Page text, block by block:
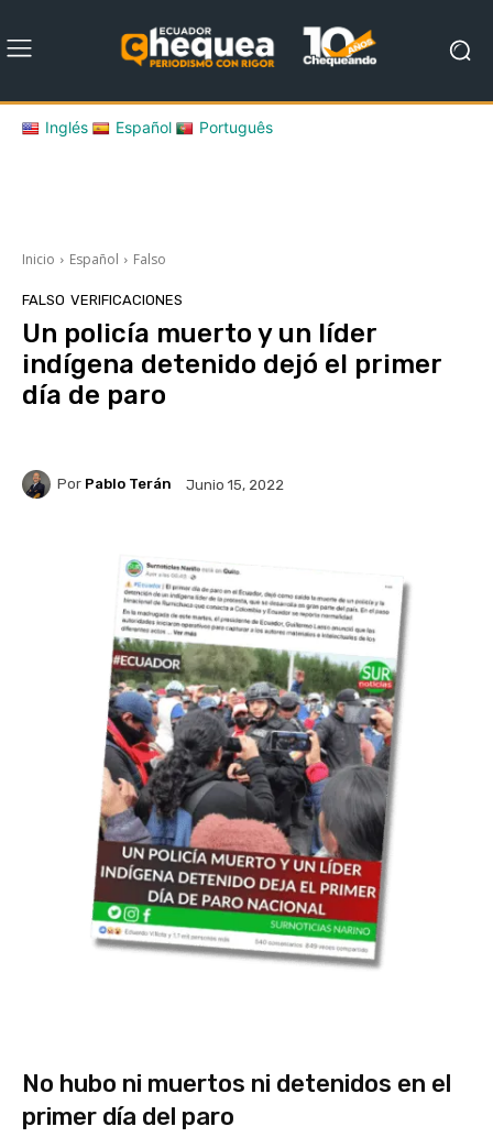
Inglés Español Português
Inicio Español Falso
FALSO VERIFICACIONES
Un policía muerto y un líder
indígena detenido dejó el primer
día de paro
Por Pablo Terán Junio 15, 2022
No hubo ni muertos ni detenidos en el
primer día del paro